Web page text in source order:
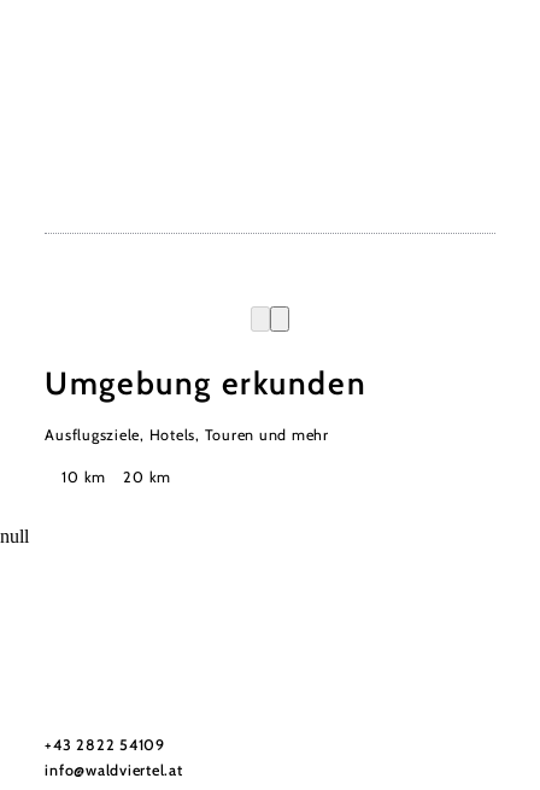
Umgebung erkunden
Ausflugsziele, Hotels, Touren und mehr
Suchradius
10 km 20 km
null
+43 2822 54109
info@waldviertel.at